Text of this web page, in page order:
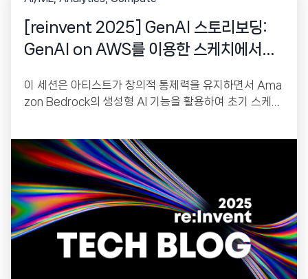
[reinvent 2025] GenAI 스토리보딩:
GenAI on AWS를 이용한 스케치에서
이 세션은 아티스트가 창의적 통제력을 유지하면서 Ama
zon Bedrock의 생성형 AI 기능을 활용하여 초기 스케치
성, 스타일 일관성을 유지하는 2D 에셋 생성, 이미지를 3
D 모델로 변환하는 방법을 보여주며, 이는 필름 프리비주
얼라이제이션(pre-visualization), 게임 레벨 디자인, UI
프로토타이핑을 위한 빠른 반복을 가능하게 합니다.